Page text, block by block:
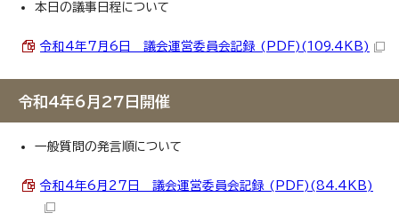
本日の議事日程について
令和4年7月6日 議会運営委員会記録 (PDF)(109.4KB)
令和4年6月27日開催
一般質問の発言順について
令和4年6月27日 議会運営委員会記録 (PDF)(84.4KB)